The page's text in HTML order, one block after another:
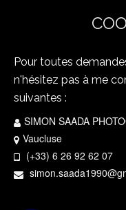
Pour toutes
n'hésitez pas à me
suivantes :
SIMON SAADA
Vaucluse
(+33) 6 26 92 62 07